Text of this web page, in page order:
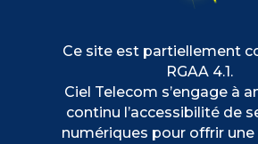
Ce site est partiellement
RGAA 4.1.
Ciel Telecom s’engage à
continu l’accessibilité de
numériques pour offrir une